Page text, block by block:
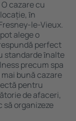
cazare cu
ȋn
le-Vieux.
alege o
perfect
standarde ȋnalte
precum spa
bună cazare
pentru
de afaceri,
organizeze